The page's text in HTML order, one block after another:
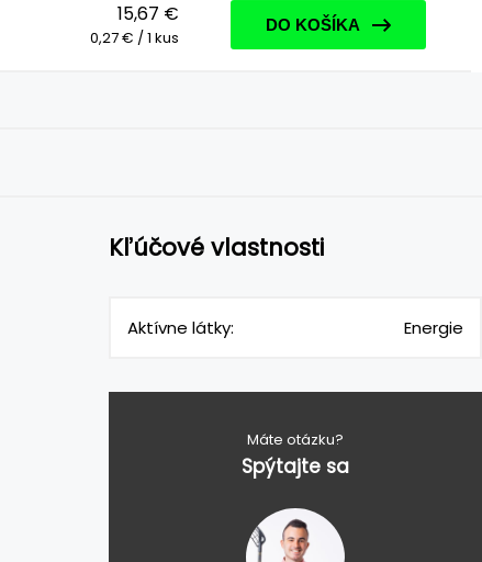
15,67 €
0,27 € / 1 kus
DO KOŠÍKA
Kľúčové vlastnosti
Aktívne látky: Energie
Máte otázku?
Spýtajte sa